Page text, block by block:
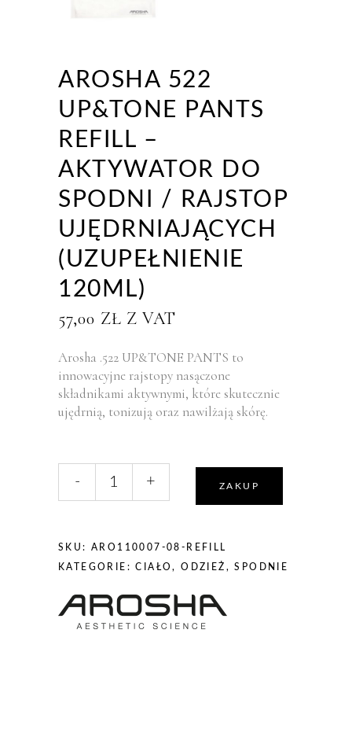
AROSHA 522
UP&TONE PANTS
REFILL –
AKTYWATOR DO
SPODNI / RAJSTOP
UJĘDRNIAJĄCYCH
(UZUPEŁNIENIE
120ML)
57,00 ZŁ Z VAT
Arosha .522 UP&TONE PANTS to
innowacyjne rajstopy nasączone
składnikami aktywnymi, które skutecznie
ujędrnią, tonizują oraz nawilżają skórę.
AROSHA
PANTS
REFILL
aktywator
do
spodni
- + ZAKUP
SKU: ARO110007-08-REFILL
KATEGORIE:CIAŁO,ODZIEŻ ,SPODNIE